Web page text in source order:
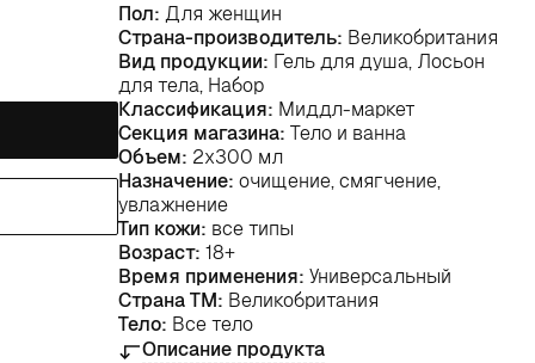
Пол: Для женщин
Страна-производитель: Великобритания
Вид продукции: Гель для душа, Лосьон
для тела, Набор
Классификация: Миддл-маркет
Секция магазина: Тело и ванна
Объем: 2х300 мл
Назначение: очищение, смягчение,
увлажнение
Тип кожи: все типы
Возраст: 18+
Время применения: Универсальный
Страна ТМ: Великобритания
Тело: Все тело
Описание продукта